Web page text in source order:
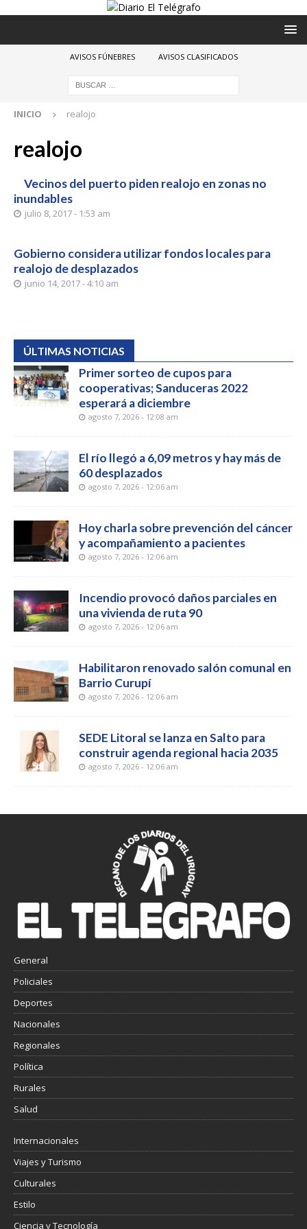
AVISOS FÚNEBRES AVISOS CLASIFICADOS
INICIO realojo
realojo
Vecinos del puerto piden realojo en zonas no
inundables
julio 8, 2017 - 1:53 am
Gobierno considera utilizar fondos locales para
realojo de desplazados
junio 14, 2017 - 4:10 am
ÚLTIMAS NOTICIAS
Primer sorteo de cupos para
cooperativas; Sanduceras 2022
esperará a diciembre
agosto 7, 2026 - 12:08 am
El río llegó a 6,09 metros y hay más de
60 desplazados
agosto 7, 2026 - 12:06 am
Hoy charla sobre prevención del cáncer
y acompañamiento a pacientes
agosto 7, 2026 - 12:06 am
Incendio provocó daños parciales en
una vivienda de ruta 90
agosto 7, 2026 - 12:06 am
Habilitaron renovado salón comunal en
Barrio Curupí
agosto 7, 2026 - 12:06 am
SEDE Litoral se lanza en Salto para
construir agenda regional hacia 2035
agosto 7, 2026 - 12:06 am
General
Policiales
Deportes
Nacionales
Regionales
Política
Rurales
Salud
Internacionales
Viajes y Turismo
Culturales
Estilo
Ciencia y Tecnología